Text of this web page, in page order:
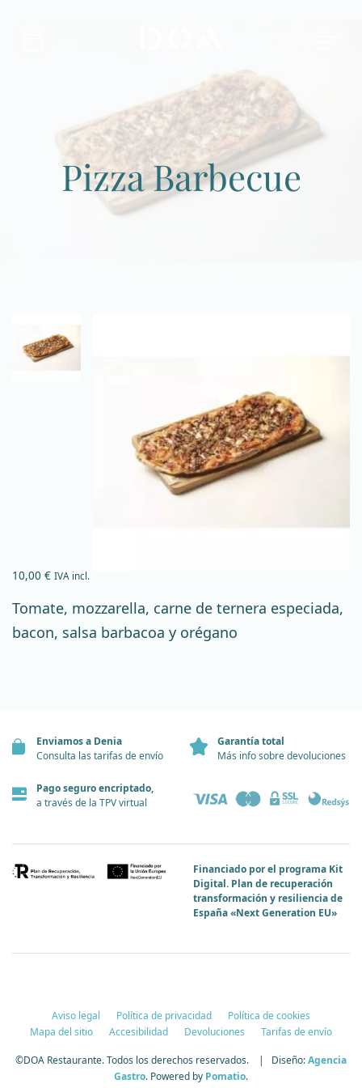
Pizza Barbecue
10,00 € IVA incl.
Tomate, mozzarella, carne de ternera especiada,
bacon, salsa barbacoa y orégano
Enviamos a Denia
Consulta las tarifas de envío
Garantía total
Más info sobre devoluciones
Pago seguro encriptado,
a través de la TPV virtual
Financiado por el programa Kit
Digital. Plan de recuperación
transformación y resiliencia de
España «Next Generation EU»
Aviso legal Política de privacidad
Política de cookies
Mapa del sitio
Accesibilidad Devoluciones Tarifas de envío
©DOA Restaurante. Todos los derechos reservados. | Diseño:Agencia
Gastro. Powered by Pomatio.